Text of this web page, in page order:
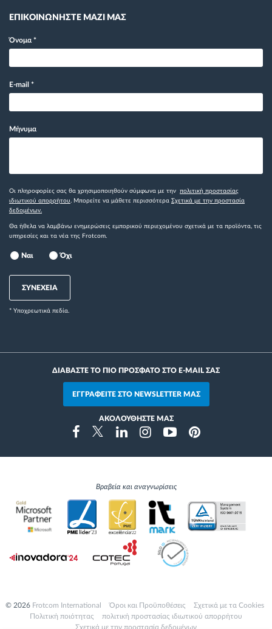
ΕΠΙΚΟΙΝΩΝΗΣΤΕ ΜΑΖΙ ΜΑΣ
Όνομα *
E-mail *
Μήνυμα
Οι πληροφορίες σας θα χρησιμοποιηθούν σύμφωνα με την πολιτική προστασίας
ιδιωτικού απορρήτου . Μπορείτε να μάθετε περισσότερα Σχετικά με την προστασία
δεδομένων.
Θα ήθελα να λαμβάνω ενημερώσεις εμπορικού περιεχομένου σχετικά με τα προϊόντα, τις
υπηρεσίες και τα νέα της Frotcom.
Ναι Όχι
ΣΥΝΕΧΕΙΑ
* Yποχρεωτικά πεδία.
ΔΙΑΒΑΣΤΕ ΤΟ ΠΙΟ ΠΡΟΣΦΑΤΟ ΣΤΟ E-MAIL ΣΑΣ
ΕΓΓΡΑΦΕΙΤΕ ΣΤΟ NEWSLETTER ΜΑΣ
ΑΚΟΛΟΥΘΗΣΤΕ ΜΑΣ
FacebookTwitterLinkedinInstragramYoutubePinterest
Βραβεία και αναγνωρίσεις
© 2026 Frotcom International Όροι και Προϋποθέσεις
Σχετικά με τα Cookies
Πολιτική ποιότητας
πολιτική προστασίας ιδιωτικού απορρήτου
Σχετικά με την προστασία δεδομένων